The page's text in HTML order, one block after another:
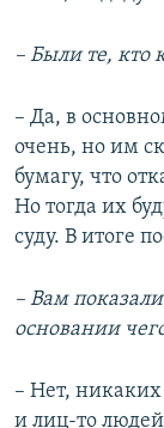
– Были те, кто
– Да, в
очень, но им
бумагу, что
Но тогда их
суду. В итоге
– Вам
основании
– Нет,
и лиц-то